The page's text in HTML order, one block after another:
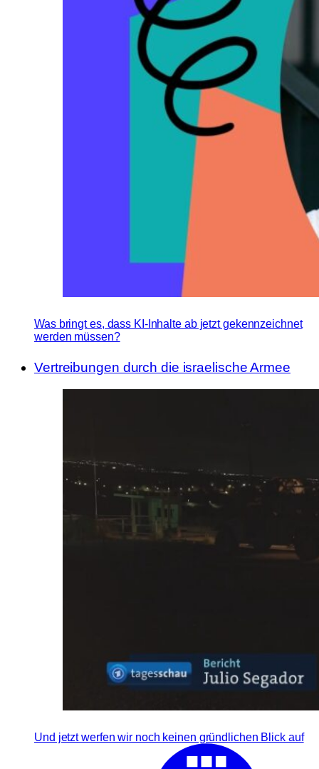
Was bringt es, dass KI-Inhalte ab jetzt gekennzeichnet
werden müssen?
Vertreibungen durch die israelische Armee
Und jetzt werfen wir noch keinen gründlichen Blick auf